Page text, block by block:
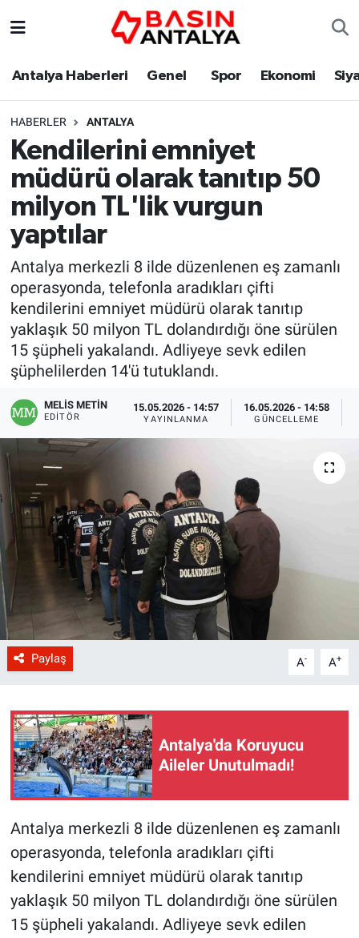
Antalya Haberleri Genel Spor Ekonomi
HABERLER ANTALYA
Kendilerini emniyet
müdürü olarak tanıtıp 50
milyon TL'lik vurgun
yaptılar
Antalya merkezli 8 ilde düzenlenen eş zamanlı
operasyonda, telefonla aradıkları çifti
kendilerini emniyet müdürü olarak tanıtıp
yaklaşık 50 milyon TL dolandırdığı öne sürülen
15 şüpheli yakalandı. Adliyeye sevk edilen
şüphelilerden 14'ü tutuklandı.
MELİS METİN
EDITÖR
15.05.2026 - 14:57
YAYINLANMA
16.05.2026 - 14:58
GÜNCELLEME
Paylaş A- A+
Antalya'da Koruyucu
Aileler Unutulmadı!
Antalya merkezli 8 ilde düzenlenen eş zamanlı
operasyonda, telefonla aradıkları çifti
kendilerini emniyet müdürü olarak tanıtıp
yaklaşık 50 milyon TL dolandırdığı öne sürülen
15 şüpheli yakalandı. Adliyeye sevk edilen